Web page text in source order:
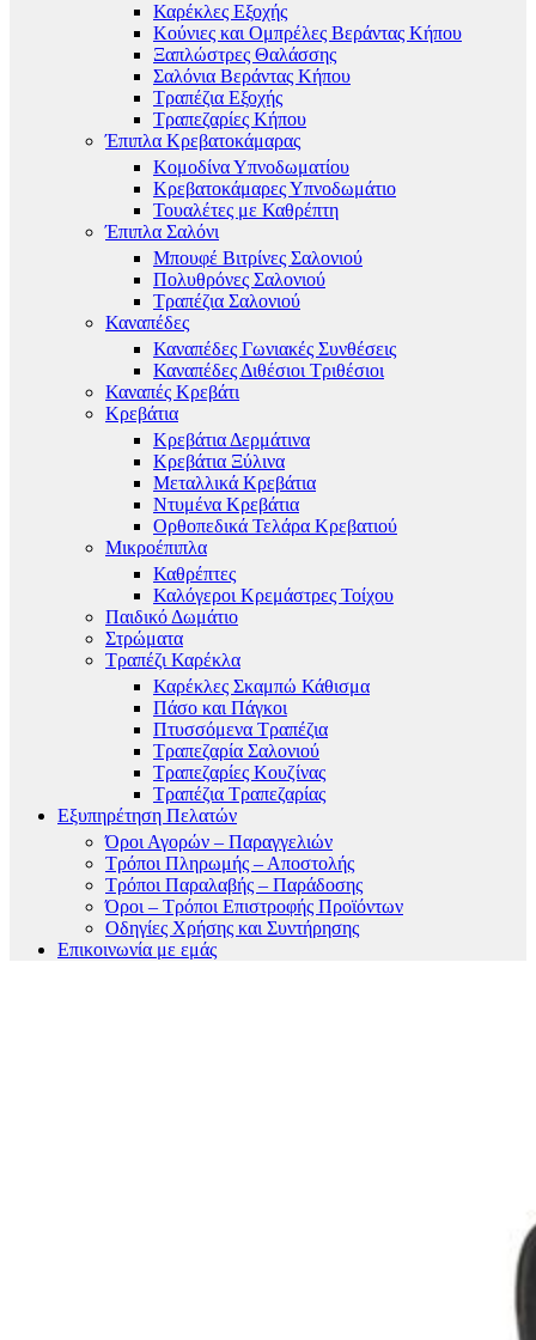
Καρέκλες Εξοχής
Κούνιες και Ομπρέλες Βεράντας Κήπου
Ξαπλώστρες Θαλάσσης
Σαλόνια Βεράντας Κήπου
Τραπέζια Εξοχής
Τραπεζαρίες Κήπου
Έπιπλα Κρεβατοκάμαρας
Κομοδίνα Υπνοδωματίου
Κρεβατοκάμαρες Υπνοδωμάτιο
Τουαλέτες με Καθρέπτη
Έπιπλα Σαλόνι
Μπουφέ Βιτρίνες Σαλονιού
Πολυθρόνες Σαλονιού
Τραπέζια Σαλονιού
Καναπέδες
Καναπέδες Γωνιακές Συνθέσεις
Καναπέδες Διθέσιοι Τριθέσιοι
Καναπές Κρεβάτι
Κρεβάτια
Κρεβάτια Δερμάτινα
Κρεβάτια Ξύλινα
Μεταλλικά Κρεβάτια
Ντυμένα Κρεβάτια
Ορθοπεδικά Τελάρα Κρεβατιού
Μικροέπιπλα
Καθρέπτες
Καλόγεροι Κρεμάστρες Τοίχου
Παιδικό Δωμάτιο
Στρώματα
Τραπέζι Καρέκλα
Καρέκλες Σκαμπώ Κάθισμα
Πάσο και Πάγκοι
Πτυσσόμενα Τραπέζια
Τραπεζαρία Σαλονιού
Τραπεζαρίες Κουζίνας
Τραπέζια Τραπεζαρίας
Εξυπηρέτηση Πελατών
Όροι Αγορών – Παραγγελιών
Τρόποι Πληρωμής – Αποστολής
Τρόποι Παραλαβής – Παράδοσης
Όροι – Τρόποι Επιστροφής Προϊόντων
Οδηγίες Χρήσης και Συντήρησης
Επικοινωνία με εμάς